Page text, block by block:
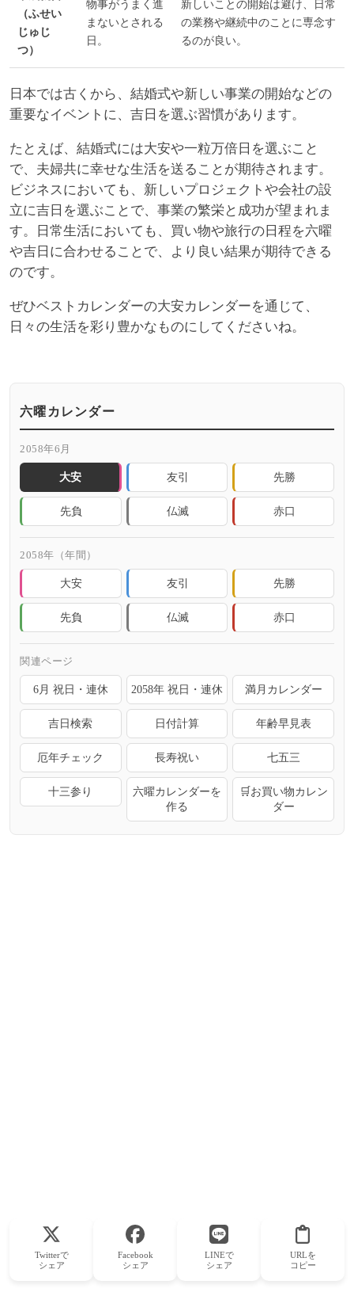
（ふせい
じゅじ
つ）
物事がうまく進
まないとされる
日。
新しいことの開始は避け、日常
の業務や継続中のことに専念す
るのが良い。
日本では古くから、結婚式や新しい事業の開始などの
重要なイベントに、吉日を選ぶ習慣があります。
たとえば、結婚式には大安や一粒万倍日を選ぶこと
で、夫婦共に幸せな生活を送ることが期待されます。
ビジネスにおいても、新しいプロジェクトや会社の設
立に吉日を選ぶことで、事業の繁栄と成功が望まれま
す。日常生活においても、買い物や旅行の日程を六曜
や吉日に合わせることで、より良い結果が期待できる
のです。
ぜひベストカレンダーの大安カレンダーを通じて、
日々の生活を彩り豊かなものにしてくださいね。
六曜カレンダー
2058年6月
大安 友引 先勝
先負 仏滅 赤口
2058年（年間）
大安 友引 先勝
先負 仏滅 赤口
関連ページ
6月 祝日・連休 2058年 祝日・連休 満月カレンダー
吉日検索 日付計算 年齢早見表
厄年チェック 長寿祝い 七五三
十三参り
六曜カレンダーを
作る
🛒お買い物カレン
ダー
Twitterで
シェア
Facebook
シェア
LINEで
シェア
URLを
コピー